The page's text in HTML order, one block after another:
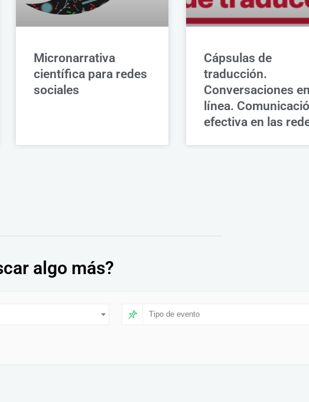
Micronarrativa
científica para redes
sociales
Cápsulas de
traducción.
Conversaciones en
línea.
efectiva en las
algo más?
Tipo de evento